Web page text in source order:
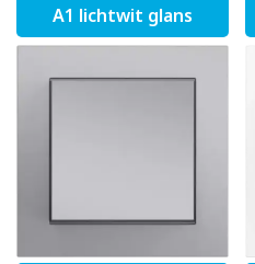
A1 lichtwit glans